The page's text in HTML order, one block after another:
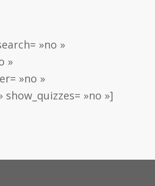
»no »
»
»no »
»no »]